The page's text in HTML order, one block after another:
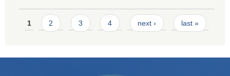
Pages
1 2 3 4 next › last »